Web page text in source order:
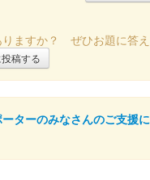
城印
御城印 立夏
ますか？ ぜひお題に答え
稿する
ターのみなさんのご支援